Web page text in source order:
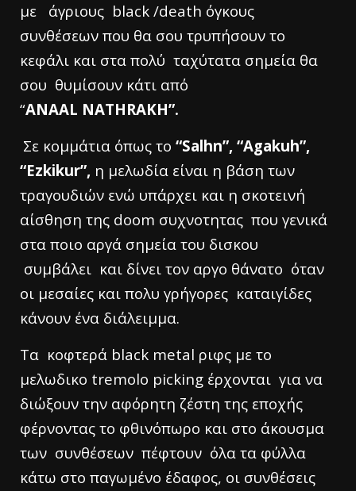
με άγριους black /death όγκους
συνθέσεων που θα σου τρυπήσουν το
κεφάλι και στα πολύ ταχύτατα σημεία θα
σου θυμίσουν κάτι από
“ANAAL NATHRAKH”.
Σε κομμάτια όπως το “Salhn”, “Agakuh”,
“Ezkikur”, η μελωδία είναι η βάση των
τραγουδιών ενώ υπάρχει και η σκοτεινή
αίσθηση της doom συχνοτητας που γενικά
στα ποιο αργά σημεία του δισκου
συμβάλει και δίνει τον αργο θάνατο όταν
οι μεσαίες και πολυ γρήγορες καταιγίδες
κάνουν ένα διάλειμμα.
Τα κοφτερά black metal ριφς με το
μελωδικο tremolo picking έρχονται για να
διώξουν την αφόρητη ζέστη της εποχής
φέρνοντας το φθινόπωρο και στο άκουσμα
των συνθέσεων πέφτουν όλα τα φύλλα
κάτω στο παγωμένο έδαφος, οι συνθέσεις